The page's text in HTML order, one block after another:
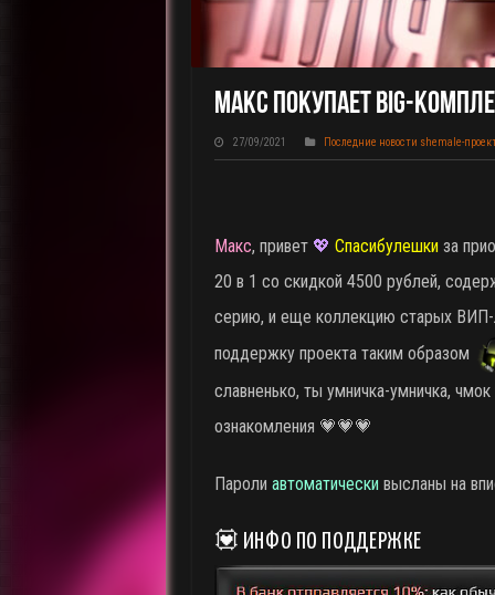
Макс Покупает BIG-
27/09/2021 Последние новости shemale-
Макс, привет 💖 Спасибулешки за
20 в 1 со скидкой 4500 рублей,
серию, и еще коллекцию старых ВИП-
поддержку проекта таким образом
славненько, ты умничка-умничка,
ознакомления 💗💗💗
Пароли автоматически высланы на
💟 ИНФО ПО ПОДДЕРЖКЕ